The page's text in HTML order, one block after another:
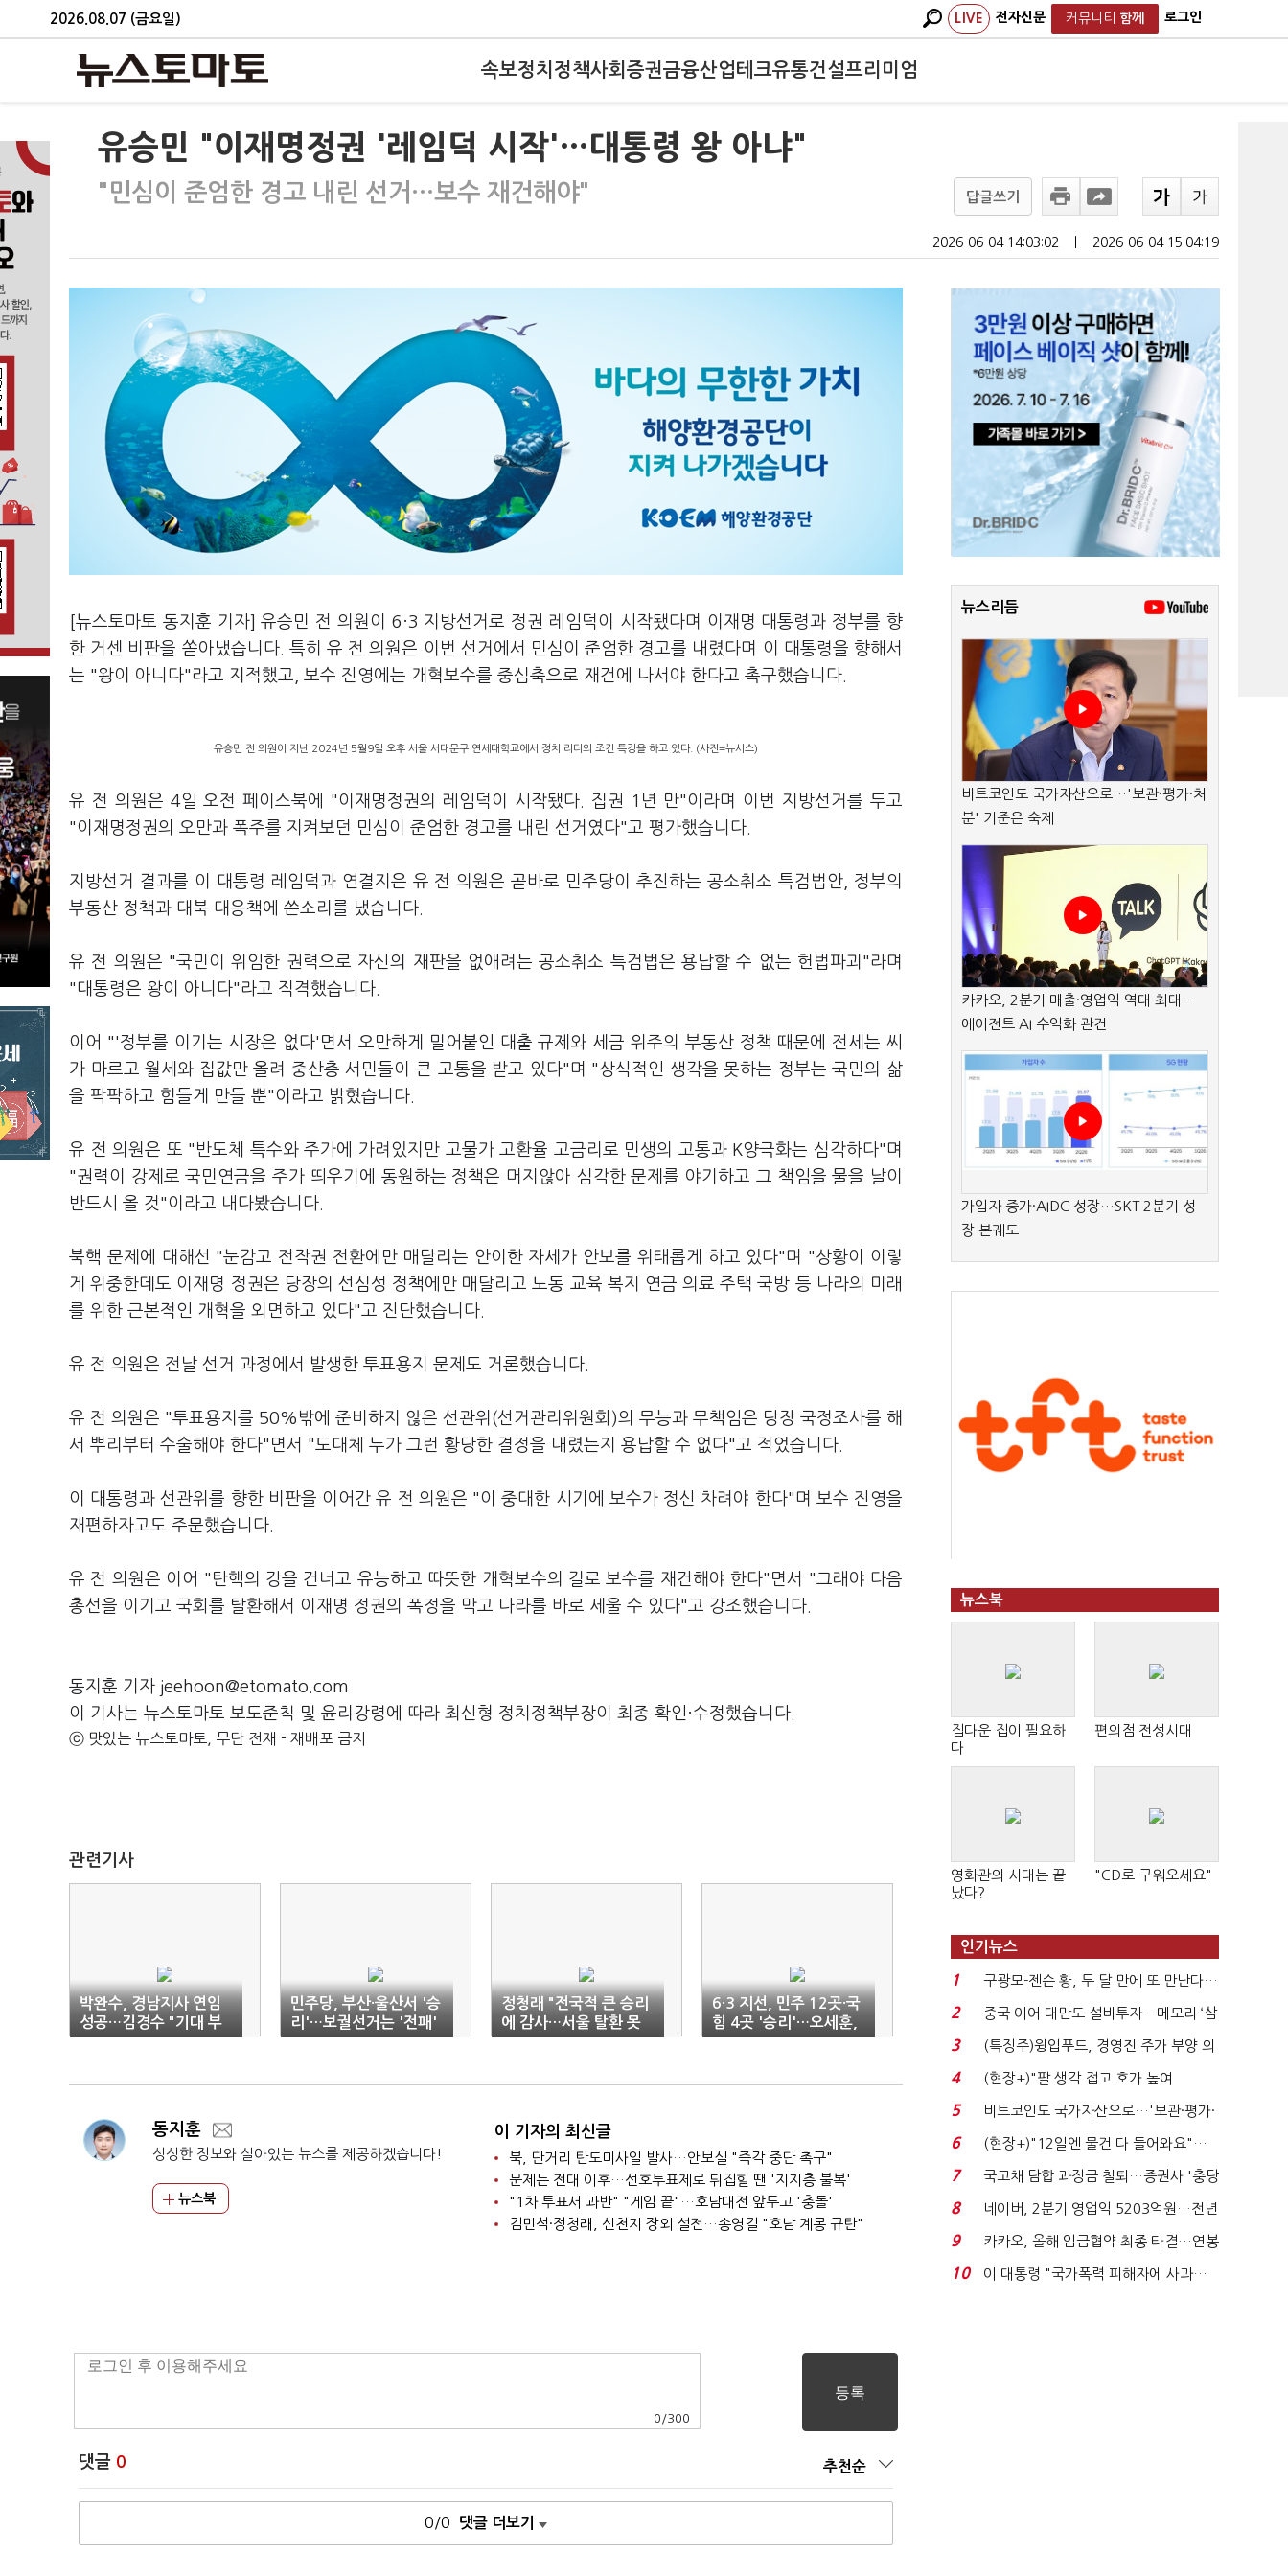
2026.08.07 (금요일) LIVE 전자신문 커뮤니티 함께 로그인
속보정치 정책사회 증권금융산업테크유통건설프리미엄
유승민 "이재명정권 '레임덕 시작'…대통령 왕 아냐"
"민심이 준엄한 경고 내린 선거…보수 재건해야" 답글쓰기
2026-06-04 14:03:02 2026-06-04 15:04:19
[뉴스토마토 동지훈 기자] 유승민 전 의원이 6·3 지방선거로 정권 레임덕이 시작됐다며 이재명 대통령과 정부를 향
한 거센 비판을 쏟아냈습니다. 특히 유 전 의원은 이번 선거에서 민심이 준엄한 경고를 내렸다며 이 대통령을 향해서
는 "왕이 아니다"라고 지적했고, 보수 진영에는 개혁보수를 중심축으로 재건에 나서야 한다고 촉구했습니다.
유승민 전 의원이 지난 2024년 5월9일 오후 서울 서대문구 연세대학교에서 정치 리더의 조건 특강을 하고 있다. (사진=뉴시스)
유 전 의원은 4일 오전 페이스북에 "이재명정권의 레임덕이 시작됐다. 집권 1년 만"이라며 이번 지방선거를 두고
"이재명정권의 오만과 폭주를 지켜보던 민심이 준엄한 경고를 내린 선거였다"고 평가했습니다.
지방선거 결과를 이 대통령 레임덕과 연결지은 유 전 의원은 곧바로 민주당이 추진하는 공소취소 특검법안, 정부의
부동산 정책과 대북 대응책에 쓴소리를 냈습니다.
유 전 의원은 "국민이 위임한 권력으로 자신의 재판을 없애려는 공소취소 특검법은 용납할 수 없는 헌법파괴"라며
"대통령은 왕이 아니다"라고 직격했습니다.
이어 "'정부를 이기는 시장은 없다'면서 오만하게 밀어붙인 대출 규제와 세금 위주의 부동산 정책 때문에 전세는 씨
가 마르고 월세와 집값만 올려 중산층 서민들이 큰 고통을 받고 있다"며 "상식적인 생각을 못하는 정부는 국민의 삶
을 팍팍하고 힘들게 만들 뿐"이라고 밝혔습니다.
유 전 의원은 또 "반도체 특수와 주가에 가려있지만 고물가 고환율 고금리로 민생의 고통과 K양극화는 심각하다"며
"권력이 강제로 국민연금을 주가 띄우기에 동원하는 정책은 머지않아 심각한 문제를 야기하고 그 책임을 물을 날이
반드시 올 것"이라고 내다봤습니다.
북핵 문제에 대해선 "눈감고 전작권 전환에만 매달리는 안이한 자세가 안보를 위태롭게 하고 있다"며 "상황이 이렇
게 위중한데도 이재명 정권은 당장의 선심성 정책에만 매달리고 노동 교육 복지 연금 의료 주택 국방 등 나라의 미래
를 위한 근본적인 개혁을 외면하고 있다"고 진단했습니다.
유 전 의원은 전날 선거 과정에서 발생한 투표용지 문제도 거론했습니다.
유 전 의원은 "투표용지를 50%밖에 준비하지 않은 선관위(선거관리위원회)의 무능과 무책임은 당장 국정조사를 해
서 뿌리부터 수술해야 한다"면서 "도대체 누가 그런 황당한 결정을 내렸는지 용납할 수 없다"고 적었습니다.
이 대통령과 선관위를 향한 비판을 이어간 유 전 의원은 "이 중대한 시기에 보수가 정신 차려야 한다"며 보수 진영을
재편하자고도 주문했습니다.
유 전 의원은 이어 "탄핵의 강을 건너고 유능하고 따뜻한 개혁보수의 길로 보수를 재건해야 한다"면서 "그래야 다음
총선을 이기고 국회를 탈환해서 이재명 정권의 폭정을 막고 나라를 바로 세울 수 있다"고 강조했습니다.
동지훈 기자 jeehoon@etomato.com
이 기사는 뉴스토마토 보도준칙 및 윤리강령에 따라 최신형 정치정책부장이 최종 확인·수정했습니다.
ⓒ 맛있는 뉴스토마토, 무단 전재 - 재배포 금지
관련기사
박완수, 경남지사 연임
성공…김경수 "기대 부
응 못해 죄송"
민주당, 부산·울산서 '승
리'…보궐선거는 '전패'
정청래 "전국적 큰 승리
에 감사…서울 탈환 못
해 아프다"
6·3 지선, 민주 12곳·국
힘 4곳 '승리'…오세훈,
서울서 '역전승'
동지훈
싱싱한 정보와 살아있는 뉴스를 제공하겠습니다!
뉴스북
이 기자의 최신글
북, 단거리 탄도미사일 발사…안보실 "즉각 중단 촉구"
문제는 전대 이후…선호투표제로 뒤집힐 땐 '지지층 불복'
"1차 투표서 과반" "게임 끝"…호남대전 앞두고 '충돌'
김민석·정청래, 신천지 장외 설전…송영길 "호남 계몽 규탄"
0 /300
댓글 0 추천순
0/0 댓글 더보기
뉴스리듬
비트코인도 국가자산으로…'보관·평가·처
분' 기준은 숙제
카카오, 2분기 매출·영업익 역대 최대…
에이전트 AI 수익화 관건
가입자 증가·AIDC 성장…SKT 2분기 성
장 본궤도
뉴스북
집다운 집이 필요하
다
편의점 전성시대
영화관의 시대는 끝
났다?
"CD로 구워오세요"
인기뉴스
1
구광모-젠슨 황, 두 달 만에 또 만난다…
로봇·AI 등 논...
2
중국 이어 대만도 설비투자…메모리 ‘삼
국전쟁’
3
(특징주)윙입푸드, 경영진 주가 부양 의
지에 상한가...
4
(현장+)"팔 생각 접고 호가 높여
요"…'덜 똘똘한 한 채' 20...
5
비트코인도 국가자산으로…'보관·평가·
처분' 기준은 ...
6
(현장+)"12일엔 물건 다 들어와요"…
빈 매대 채우며 문 연 ...
7
국고채 담합 과징금 철퇴…증권사 '충당
금 폭탄' 우려...
8
네이버, 2분기 영업익 5203억원…전년
비 0.2% 감소...
9
카카오, 올해 임금협약 최종 타결…연봉
6.3% 인상·격려...
10
이 대통령 "국가폭력 피해자에 사과…